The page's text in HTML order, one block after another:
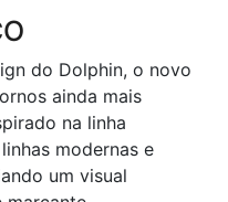
do Dolphin, o novo
ainda mais
na linha
modernas e
um visual